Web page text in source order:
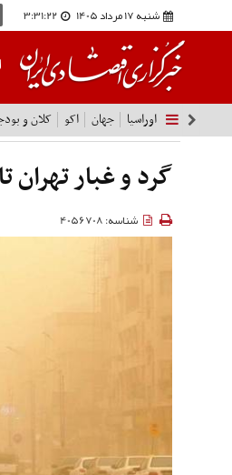
شنبه 17 مرداد 1405 3:31:23
اوراسیا جهان اکو کلان و
گرد و غبار تهران
شناسه: 4056708